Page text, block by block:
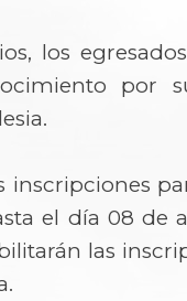
los
por
inscripciones
el día 08 de
las